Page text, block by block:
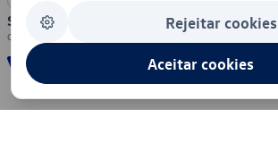
Segurança Rejeitar cookies
Aceitar cookies